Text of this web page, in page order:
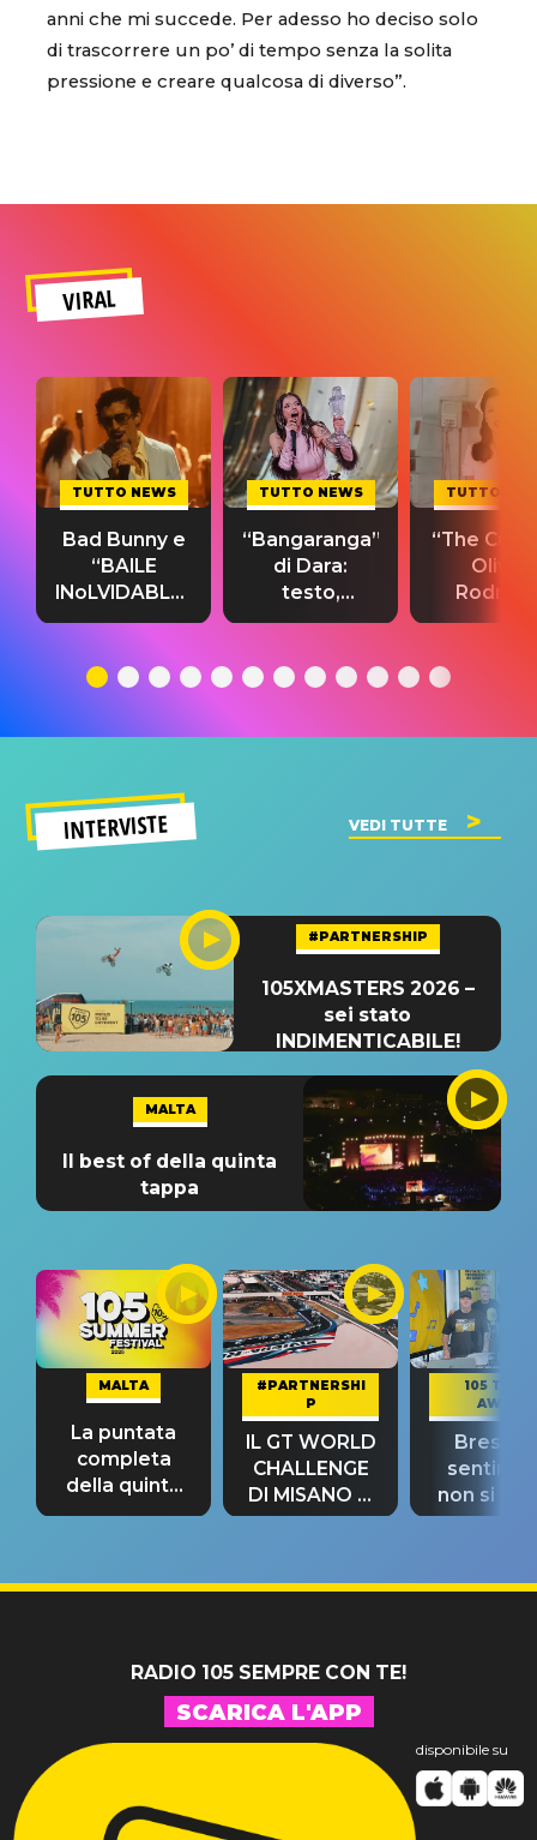
anni che mi succede. Per adesso ho deciso solo
di trascorrere un po’ di tempo senza la solita
pressione e creare qualcosa di diverso”.
VIRAL
TUTTO NEWS
Bad Bunny e
“BAILE
INoLVIDABLE”:
testo,
significato
TUTTO NEWS
“Bangaranga”
di Dara:
testo,
traduzione e
del singolo
TUTTO
“The
Olivia
testo,
INTERVISTE VEDI TUTTE
#PARTNERSHIP
105XMASTERS 2026 –
sei stato
INDIMENTICABILE!
MALTA
Il best of della quinta
tappa
MALTA
La puntata
completa
della quinta
tappa
#PARTNERSHI
P
IL GT WORLD
CHALLENGE
DI MISANO si
riconferma
105 TAKE
AWAY
Bresh:
non si
fino alla
RADIO 105 SEMPRE CON TE!
SCARICA L'APP
disponibile su